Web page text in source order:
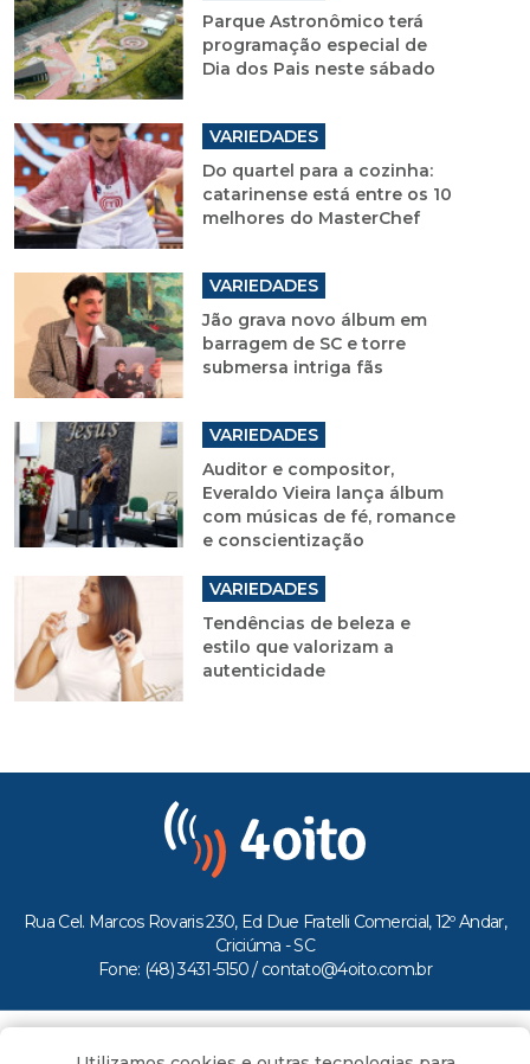
Parque Astronômico terá
programação especial de
Dia dos Pais neste sábado
VARIEDADES
Do quartel para a cozinha:
catarinense está entre os 10
melhores do MasterChef
VARIEDADES
Jão grava novo álbum em
barragem de SC e torre
submersa intriga fãs
VARIEDADES
Auditor e compositor,
Everaldo Vieira lança álbum
com músicas de fé, romance
e conscientização
VARIEDADES
Tendências de beleza e
estilo que valorizam a
autenticidade
Rua Cel. Marcos Rovaris 230, Ed Due Fratelli Comercial, 12º Andar,
Criciúma - SC
Fone: (48) 3431-5150 / contato@4oito.com.br